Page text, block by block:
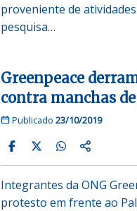
proveniente de
pesquisa…
Greenpeace
contra manchas
Publicado 23/10/2019
Integrantes da ONG
protesto em frente ao